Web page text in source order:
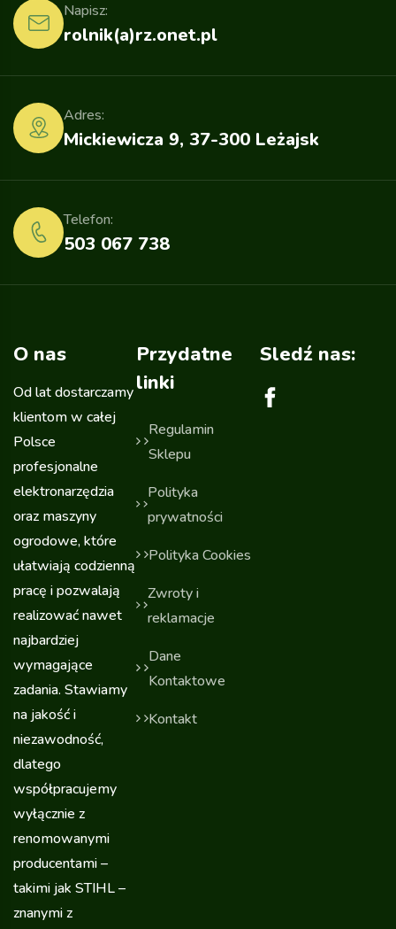
rolnik(a)rz.onet.pl
Napisz:
Mickiewicza 9, 37-300 Leżajsk
Adres:
503 067 738
Telefon:
O nas
Od lat dostarczamy
klientom w całej
Polsce
profesjonalne
elektronarzędzia
oraz maszyny
ogrodowe, które
ułatwiają codzienną
pracę i pozwalają
realizować nawet
najbardziej
wymagające
zadania. Stawiamy
na jakość i
niezawodność,
dlatego
współpracujemy
wyłącznie z
renomowanymi
producentami –
takimi jak STIHL –
znanymi z
Przydatne
linki
Regulamin
Sklepu
Polityka
prywatności
Polityka Cookies
Zwroty i
reklamacje
Dane
Kontaktowe
Kontakt
Sledź nas: